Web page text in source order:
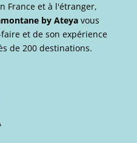
France et à l'étranger,
by Ateya vous
et de son expérience
de 200 destinations.